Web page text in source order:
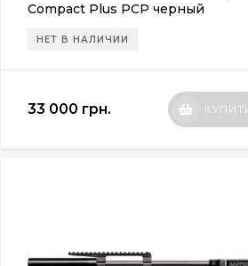
Compact Plus PCP черный
НЕТ В НАЛИЧИИ
33 000 грн.